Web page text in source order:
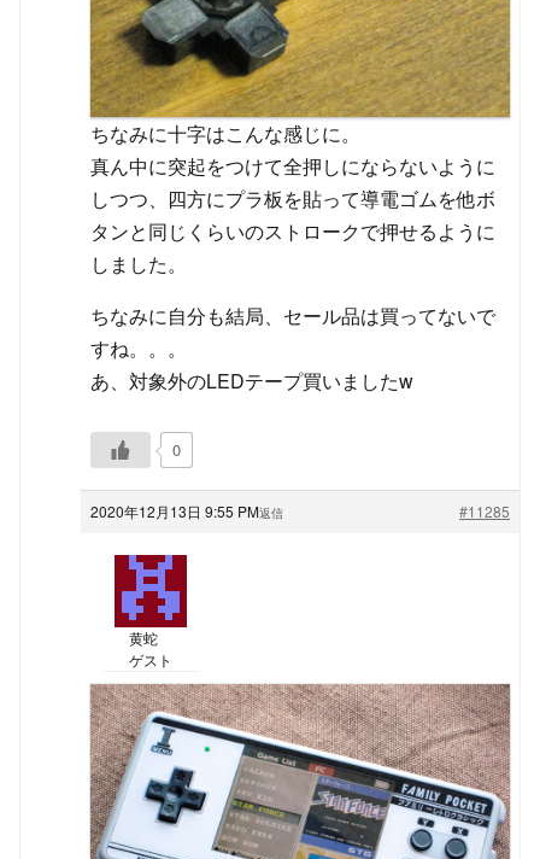
ちなみに十字はこんな感じに。
真ん中に突起をつけて全押しにならないように
しつつ、四方にプラ板を貼って導電ゴムを他ボ
タンと同じくらいのストロークで押せるように
しました。
ちなみに自分も結局、セール品は買ってないで
すね。。。
あ、対象外のLEDテープ買いましたw
0
2020年12月13日 9:55 PM #11285
返信
黄蛇
ゲスト